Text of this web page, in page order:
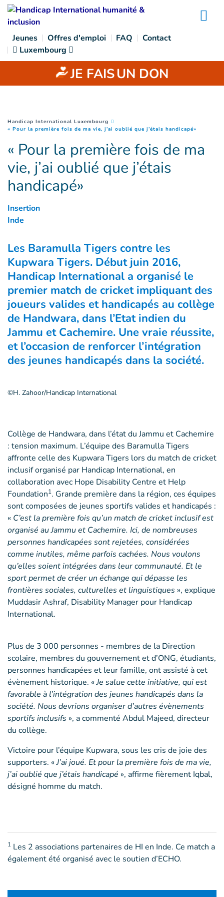
Goto main content
Jeunes Offres d'emploi FAQ
Contact
Luxembourg
JE FAISUN DON
You are here :
Handicap International Luxembourg
« Pour la première fois de ma vie, j’ai oublié que j’étais handicapé»
« Pour la première fois de ma
vie, j’ai oublié que j’étais
handicapé»
Insertion
Inde
Les Baramulla Tigers contre les
Kupwara Tigers. Début juin 2016,
Handicap International a organisé le
premier match de cricket impliquant des
joueurs valides et handicapés au collège
de Handwara, dans l’Etat indien du
Jammu et Cachemire. Une vraie réussite,
et l’occasion de renforcer l’intégration
des jeunes handicapés dans la société.
©H. Zahoor/Handicap International
Collège de Handwara, dans l’état du Jammu et Cachemire
: tension maximum. L’équipe des Baramulla Tigers
affronte celle des Kupwara Tigers lors du match de cricket
inclusif organisé par Handicap International, en
collaboration avec Hope Disability Centre et Help
Foundation1. Grande première dans la région, ces équipes
sont composées de jeunes sportifs valides et handicapés :
« C’est la première fois qu’un match de cricket inclusif est
organisé au Jammu et Cachemire. Ici, de nombreuses
personnes handicapées sont rejetées, considérées
comme inutiles, même parfois cachées. Nous voulons
qu’elles soient intégrées dans leur communauté. Et le
sport permet de créer un échange qui dépasse les
frontières sociales, culturelles et linguistiques », explique
Muddasir Ashraf, Disability Manager pour Handicap
International.
Plus de 3 000 personnes - membres de la Direction
scolaire, membres du gouvernement et d’ONG, étudiants,
personnes handicapées et leur famille, ont assisté à cet
évènement historique. «Je salue cette initiative, qui est
favorable à l’intégration des jeunes handicapés dans la
société. Nous devrions organiser d’autres évènements
sportifs inclusifs », a commenté Abdul Majeed, directeur
du collège.
Victoire pour l’équipe Kupwara, sous les cris de joie des
supporters. «J’ai joué. Et pour la première fois de ma vie,
j’ai oublié que j’étais handicapé », affirme fièrement Iqbal,
désigné homme du match.
1 Les 2 associations partenaires de HI en Inde. Ce match a
également été organisé avec le soutien d’ECHO.